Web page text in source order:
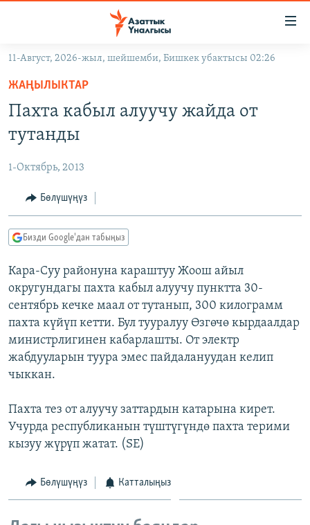
Навигацияга
өтүңүз
Издөөгө
салыңыз
ЭКОНОМИКА
МАДАНИЯТ
БОРБОР АЗИЯ
УКРАИНА
АТАЙЫН ИЛИКТӨӨ
ТВ ПРОГРАММАЛАР
ЭКСПЕРТТЕР ТАЛДАЙТ
БИЗ ЖАНА ДҮЙНӨ
ДАНИСТЕ
ЭЖЕ-СИҢДИЛЕР
АЗАТТЫК+
ЫҢГАЙСЫЗ СУРООЛОР
ӨЗГӨЧӨ ПИКИР
Русский
ОНЛАЙН ШЕРИНЕ
ЭЕ/АРнун бардык сайттары
11-Август, 2026-жыл, шейшемби, Бишкек убактысы 02:26
ЖАҢЫЛЫКТАР
Пахта кабыл алуучу жайда от
тутанды
1-Октябрь, 2013
Бөлүшүңүз
Бизди Google'дан табыңыз
Кара-Суу районуна караштуу Жоош айыл
округундагы пахта кабыл алуучу пунктта 30-
сентябрь кечке маал от тутанып, 300 килограмм
пахта күйүп кетти. Бул тууралуу Өзгөчө кырдаалдар
министрлигинен кабарлашты. От электр
жабдууларын туура эмес пайдалануудан келип
чыккан.
Пахта тез от алуучу заттардын катарына кирет.
Учурда республиканын түштүгүндө пахта терими
кызуу жүрүп жатат. (SE)
Бөлүшүңүз Катталыңыз